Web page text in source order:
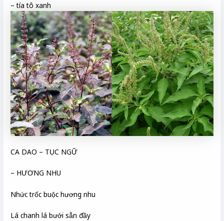
– tía tô xanh
CA DAO – TỤC NGỮ
– HƯƠNG NHU
Nhức trốc buộc hương nhu
Lá chanh lá bưởi sẵn đầy